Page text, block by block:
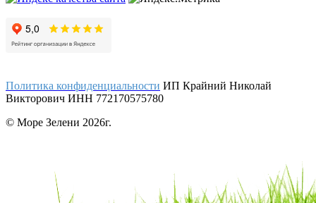
Политика конфиденциальности ИП Крайний Николай
Викторович ИНН 772170575780
© Море Зелени 2026г.